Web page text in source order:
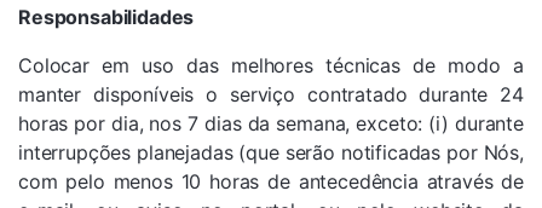
Responsabilidades
Colocar em uso das melhores técnicas de modo a
manter disponíveis o serviço contratado durante 24
horas por dia, nos 7 dias da semana, exceto: (i) durante
interrupções planejadas (que serão notificadas por Nós,
com pelo menos 10 horas de antecedência através de